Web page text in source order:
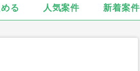
る 人気案件 新着案件